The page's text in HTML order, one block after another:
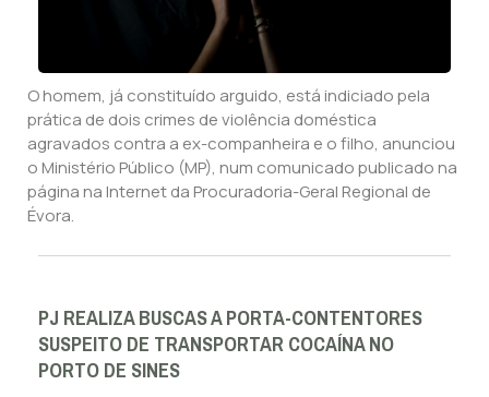
O homem, já constituído arguido, está indiciado pela
prática de dois crimes de violência doméstica
agravados contra a ex-companheira e o filho, anunciou
o Ministério Público (MP), num comunicado publicado na
página na Internet da Procuradoria-Geral Regional de
Évora.
PJ REALIZA BUSCAS A PORTA-CONTENTORES
SUSPEITO DE TRANSPORTAR COCAÍNA NO
PORTO DE SINES